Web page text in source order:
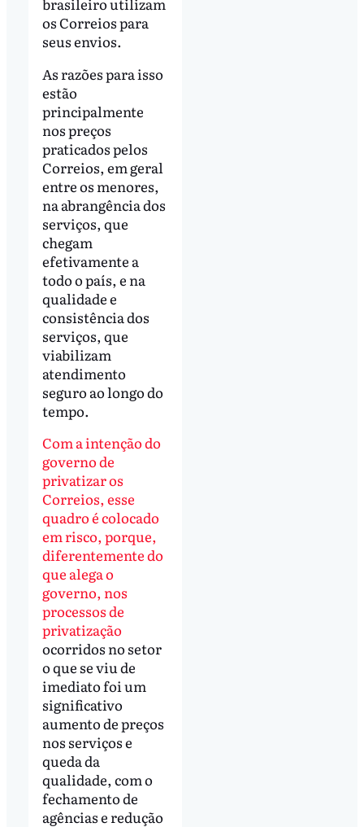
os Correios para
seus envios.
As razões para isso
estão
principalmente
nos preços
praticados pelos
Correios, em geral
entre os menores,
na abrangência dos
serviços, que
chegam
efetivamente a
todo o país, e na
qualidade e
consistência dos
serviços, que
viabilizam
atendimento
seguro ao longo do
tempo.
Com a intenção do
governo de
privatizar os
Correios, esse
quadro é colocado
em risco, porque,
diferentemente do
que alega o
governo, nos
processos de
privatização
ocorridos no setor
o que se viu de
imediato foi um
significativo
aumento de preços
nos serviços e
queda da
qualidade, com o
fechamento de
agências e redução